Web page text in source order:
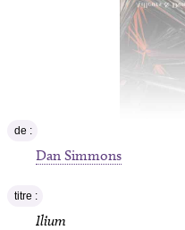
de :
Dan Simmons
titre :
Ilium